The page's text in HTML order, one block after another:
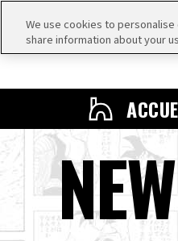
We use cookies to
share information about your